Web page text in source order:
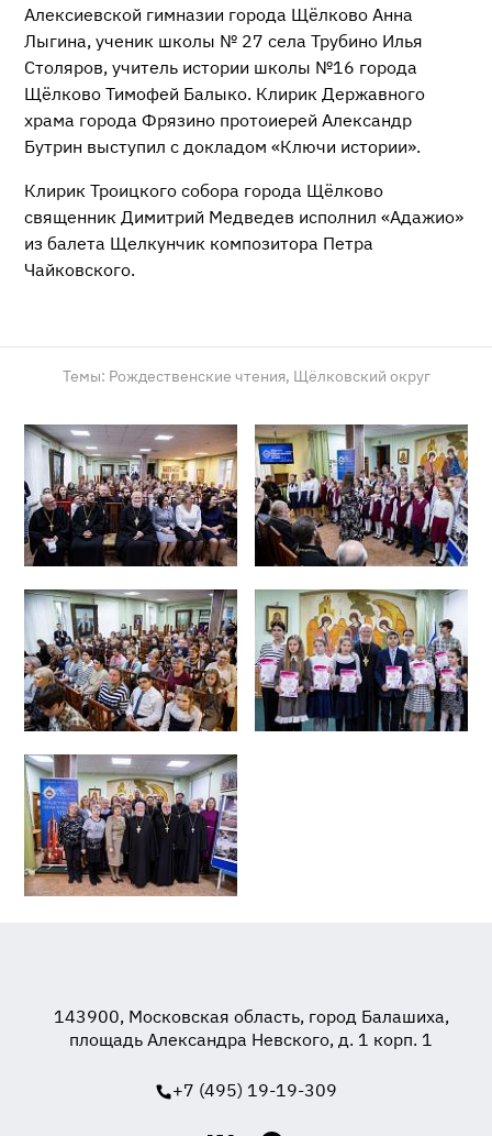
Алексиевской гимназии города Щёлково Анна
Лыгина, ученик школы № 27 села Трубино Илья
Столяров, учитель истории школы №16 города
Щёлково Тимофей Балыко. Клирик Державного
храма города Фрязино протоиерей Александр
Бутрин выступил с докладом «Ключи истории».
Клирик Троицкого собора города Щёлково
священник Димитрий Медведев исполнил «Адажио»
из балета Щелкунчик композитора Петра
Чайковского.
Темы: Рождественские чтения, Щёлковский округ
143900, Московская область, город Балашиха,
площадь Александра Невского, д. 1 корп. 1
+7 (495) 19-19-309